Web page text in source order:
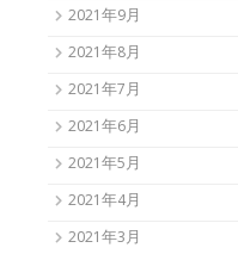
2021年9月
2021年8月
2021年7月
2021年6月
2021年5月
2021年4月
2021年3月